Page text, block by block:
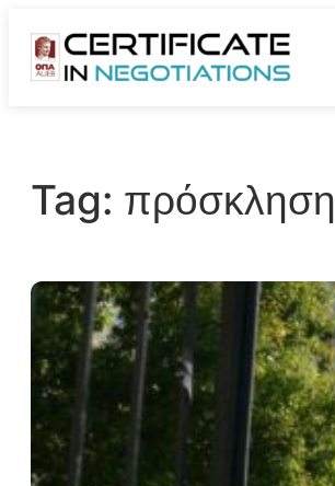
content
Tag: πρόσκληση